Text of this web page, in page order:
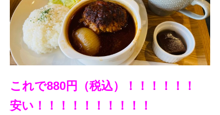
これで880円（税込）！！！！！！
安い！！！！！！！！！！